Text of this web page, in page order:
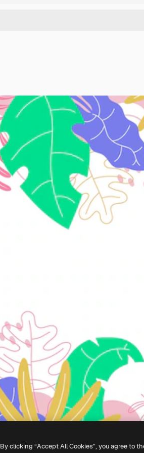
By clicking “Accept All Cookies”, you agree to